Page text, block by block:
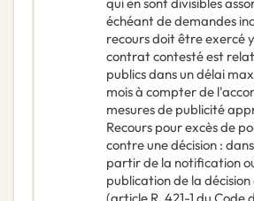
échéant de demandes
recours doit être exercé
contrat contesté est
publics dans un délai
mois à compter de
mesures de publicité
Recours pour excès de
contre une décision :
partir de la notification
publication de la